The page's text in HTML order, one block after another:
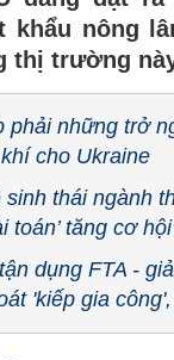
khẩu nông
thị trường
phải những trở
cho Ukraine
thái ngành
toán’ tăng cơ
dụng FTA -
'kiếp gia